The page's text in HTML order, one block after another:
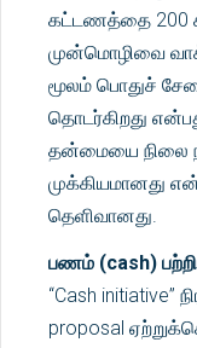
கட்டணத்தை 200
முன்மொழிவை
மூலம் பொதுச்
தொடர்கிறது
தன்மையை நிலை
முக்கியமானது
தெளிவானது.
பணம் (cash)
“Cash initiative”
proposal